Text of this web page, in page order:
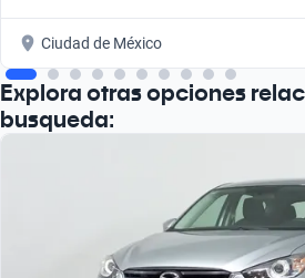
Ciudad de México
Explora otras opciones
busqueda: